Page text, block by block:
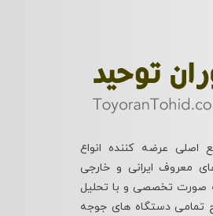
اصلی عرضه کننده انواع
معروف ایرانی و خارجی
صورت تخصصی و با تحلیل
تمامی دستگاه های جوجه